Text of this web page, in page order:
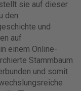
sie auf dieser
den
und
auf
einem Online-
Stammbaum
und somit